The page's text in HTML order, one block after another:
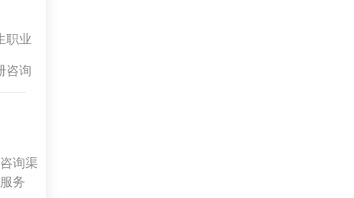
职业
咨询
询渠
务